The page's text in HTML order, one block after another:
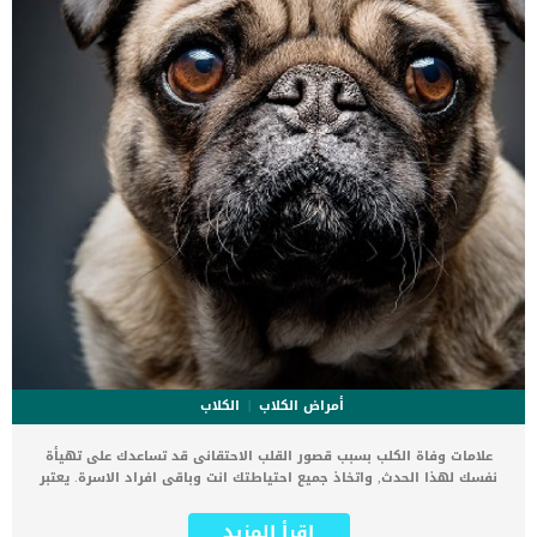
أمراض الكلاب
الكلاب
علامات وفاة الكلب بسبب قصور القلب الاحتقانى قد تساعدك على تهيأة
نفسك لهذا الحدث, واتخاذ جميع احتياطتك انت وباقى افراد الاسرة. يعتبر
يتعرض لها جميع الكائنات الحية بما فى ذلك الكلاب والقطط. كما ان القلب